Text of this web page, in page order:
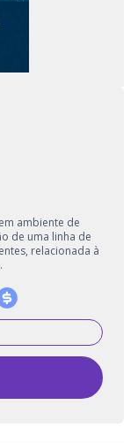
ambiente de
de uma linha de
relacionada à